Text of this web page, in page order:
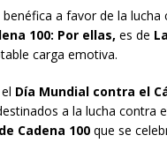
a favor de la
100: Por ellas, es de
carga emotiva.
Día Mundial contra el
a la lucha contra
Cadena 100que se